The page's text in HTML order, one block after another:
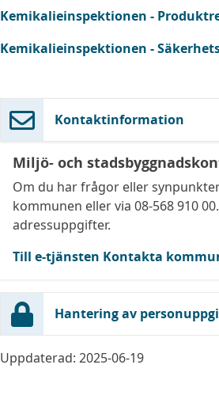
Kemikalieinspektionen -
(extern länk, öppnas i ny flik)
Kemikalieinspektionen -
(extern länk, öppnas i ny flik)
Kontaktinformation
Miljö- och
Om du har frågor eller
kommunen eller via 08-568 910
adressuppgifter.
Till e-tjänsten Kontakta
Hantering av
Uppdaterad: 2025-06-19